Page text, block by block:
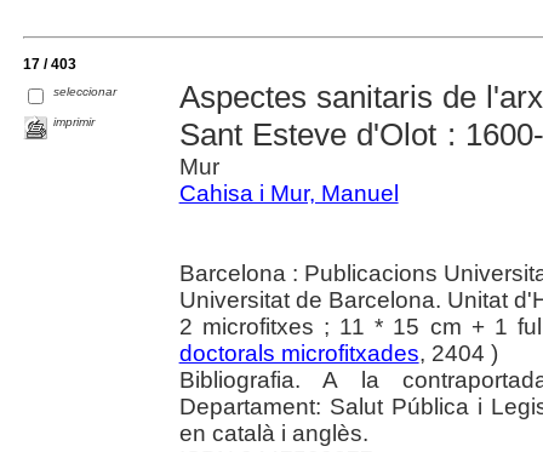
17 / 403
seleccionar
imprimir
Aspectes sanitaris de
Sant Esteve d'Olot :
Mur
Cahisa i Mur, Manuel
Barcelona : Publicacions
Universitat de Barcelona. Unitat
2 microfitxes ; 11 * 15 cm + 1
doctorals microfitxades, 2404 )
Bibliografia. A la
Departament: Salut Pública i
en català i anglès.